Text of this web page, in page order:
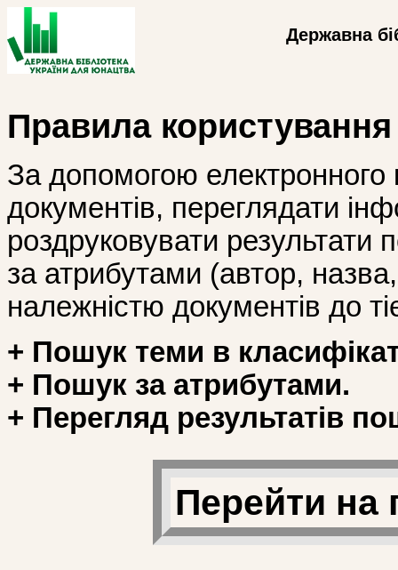
Державна
Правила
За допомогою
документів, переглядати
роздруковувати
за атрибутами (автор, назва,
належністю документів до
+ Пошук теми в
+ Пошук за атрибутами.
+ Перегляд результатів
Перейти на